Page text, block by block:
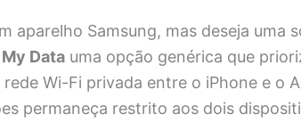
aparelho Samsung, mas deseja uma
Data uma opção genérica que
Wi-Fi privada entre o iPhone e o
permaneça restrito aos dois